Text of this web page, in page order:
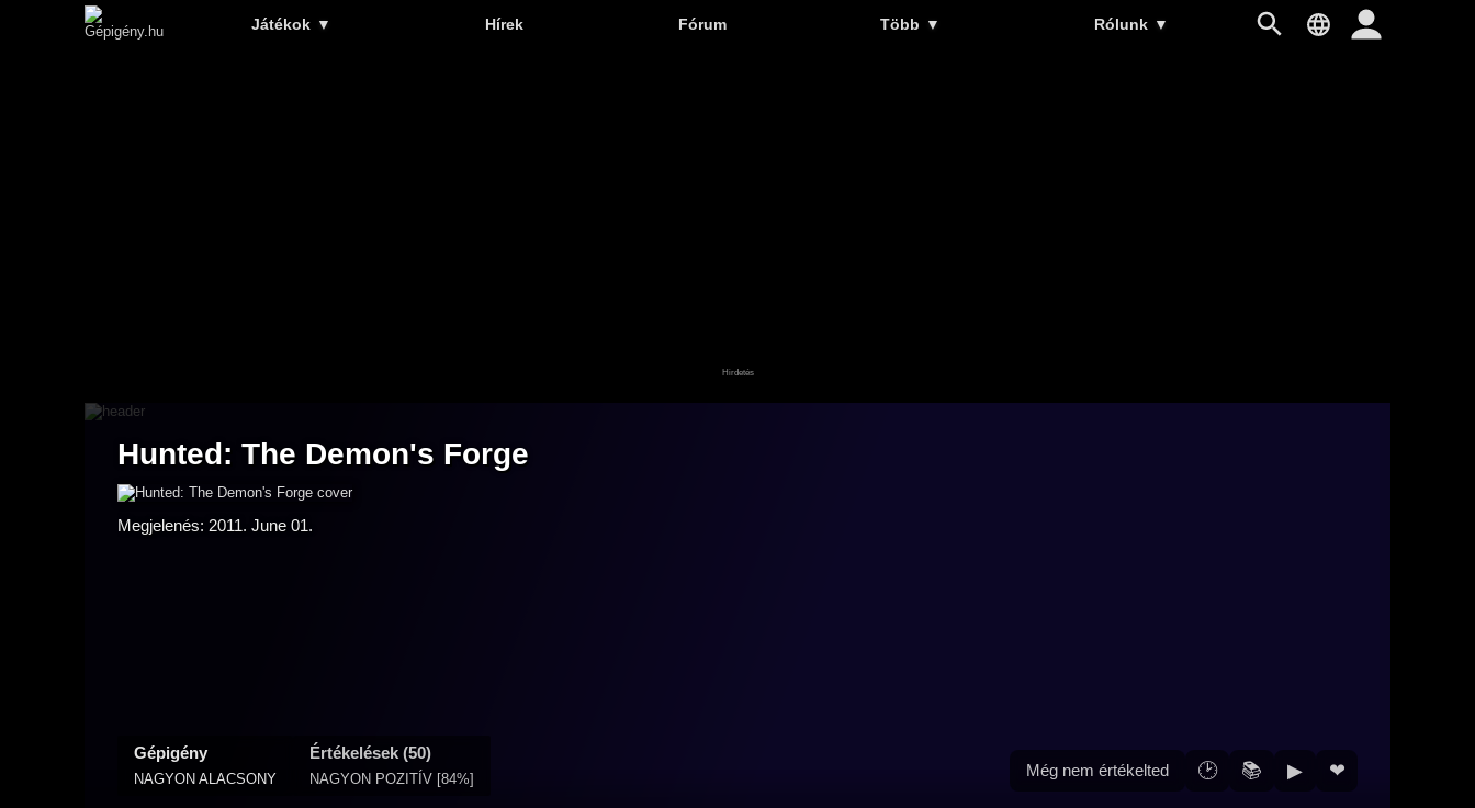
Játékok ▼ Hírek Fórum Több ▼ Rólunk ▼
Hunted: The Demon's Forge
Megjelenés: 2011. June 01.
Gépigény
NAGYON ALACSONY
Értékelések (50)
NAGYON POZITÍV [84%] Még nem értékelted 🕑 📚 ▶ ❤